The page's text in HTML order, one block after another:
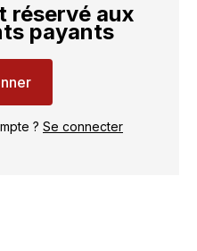
réservé aux
payants
? Se connecter